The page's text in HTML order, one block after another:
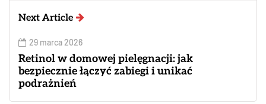
Next Article
29 marca 2026
Retinol w domowej pielęgnacji: jak
bezpiecznie łączyć zabiegi i unikać
podrażnień